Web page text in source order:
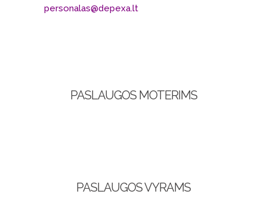
personalas@depexa.lt
PASLAUGOS MOTERIMS
PASLAUGOS VYRAMS